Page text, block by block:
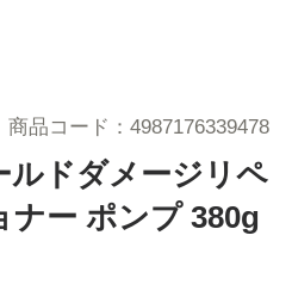
ルドダメージリペ
ナー ポンプ 380g
商品コード 4987176339478